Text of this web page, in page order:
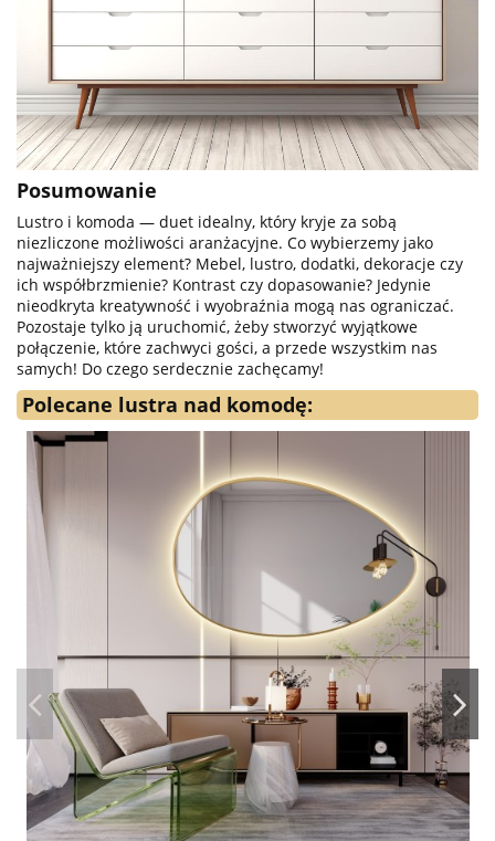
Posumowanie
Lustro i komoda — duet idealny, który kryje za sobą
niezliczone możliwości aranżacyjne. Co wybierzemy jako
najważniejszy element? Mebel, lustro, dodatki, dekoracje czy
ich współbrzmienie? Kontrast czy dopasowanie? Jedynie
nieodkryta kreatywność i wyobraźnia mogą nas ograniczać.
Pozostaje tylko ją uruchomić, żeby stworzyć wyjątkowe
połączenie, które zachwyci gości, a przede wszystkim nas
samych! Do czego serdecznie zachęcamy!
Polecane lustra nad komodę: